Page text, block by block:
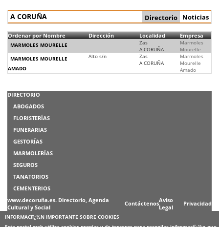
A CORUÑA Directorio Noticias
Ordenar por Nombre Dirección Localidad Empresa
MARMOLES MOURELLE
Zas
A CORUÑA
Marmoles
Mourelle
MARMOLES MOURELLE
AMADO
Alto s/n
Zas
A CORUÑA
Marmoles
Mourelle
Amado
DIRECTORIO
ABOGADOS
FLORISTERÍAS
FUNERARIAS
GESTORÍAS
MARMOLERÍAS
SEGUROS
TANATORIOS
CEMENTERIOS
www.decoruña.es. Directorio, Agenda
Cultural y Social
ContáctenosAviso
Legal
Privacidad
INFORMACIï¿½N IMPORTANTE SOBRE COOKIES